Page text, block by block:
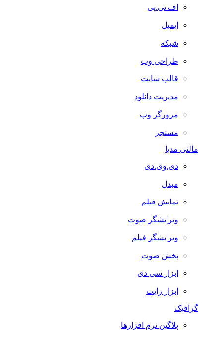
اف.تی.پی
ایمیل
شبکه
طراحی وب
قالب سایت
مدیریت دانلود
مرورگر وب
مسنجر
مالتی مدیا
دی.وی.دی
مبدل
نمایش فیلم
ویرایشگر صوت
ویرایشگر فیلم
پخش صوت
ابزار سی دی
ابزار رایت
گرافیک
پلاگین نرم افزارها